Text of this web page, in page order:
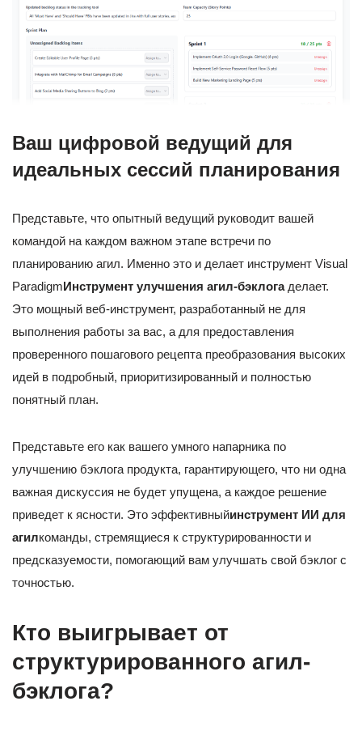
Ваш цифровой ведущий для
идеальных сессий планирования
Представьте, что опытный ведущий руководит вашей
командой на каждом важном этапе встречи по
планированию агил. Именно это и делает инструмент Visual
ParadigmИнструмент улучшения агил-бэклогаделает.
Это мощный веб-инструмент, разработанный не для
выполнения работы за вас, а для предоставления
проверенного пошагового рецепта преобразования высоких
идей в подробный, приоритизированный и полностью
понятный план.
Представьте его как вашего умного напарника по
улучшению бэклога продукта, гарантирующего, что ни одна
важная дискуссия не будет упущена, а каждое решение
приведет к ясности. Это эффективныйинструмент ИИ для
агилкоманды, стремящиеся к структурированности и
предсказуемости, помогающий вам улучшать свой бэклог с
точностью.
Кто выигрывает от
структурированного агил-
бэклога?